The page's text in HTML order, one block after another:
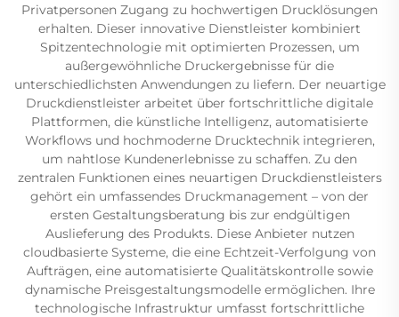
Privatpersonen Zugang zu hochwertigen Drucklösungen
erhalten. Dieser innovative Dienstleister kombiniert
Spitzentechnologie mit optimierten Prozessen, um
außergewöhnliche Druckergebnisse für die
unterschiedlichsten Anwendungen zu liefern. Der neuartige
Druckdienstleister arbeitet über fortschrittliche digitale
Plattformen, die künstliche Intelligenz, automatisierte
Workflows und hochmoderne Drucktechnik integrieren,
um nahtlose Kundenerlebnisse zu schaffen. Zu den
zentralen Funktionen eines neuartigen Druckdienstleisters
gehört ein umfassendes Druckmanagement – von der
ersten Gestaltungsberatung bis zur endgültigen
Auslieferung des Produkts. Diese Anbieter nutzen
cloudbasierte Systeme, die eine Echtzeit-Verfolgung von
Aufträgen, eine automatisierte Qualitätskontrolle sowie
dynamische Preisgestaltungsmodelle ermöglichen. Ihre
technologische Infrastruktur umfasst fortschrittliche